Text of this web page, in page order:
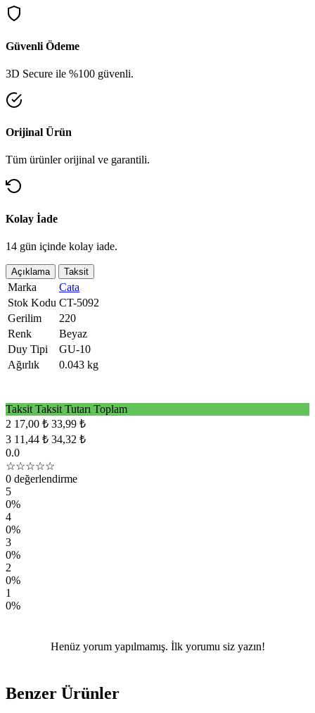
Güvenli Ödeme
3D Secure ile %100 güvenli.
Orijinal Ürün
Tüm ürünler orijinal ve garantili.
Kolay İade
14 gün içinde kolay iade.
Açıklama Taksit
Marka
Cata
Stok Kodu CT-5092
Gerilim
220
Renk
Beyaz
Duy Tipi
GU-10
Ağırlık
0.043 kg
Taksit Taksit Tutarı Toplam
2 17,00 ₺ 33,99 ₺
3 11,44 ₺ 34,32 ₺
0.0
☆☆☆☆☆
0 değerlendirme
5
0%
4
0%
3
0%
2
0%
1
0%
Henüz yorum yapılmamış. İlk yorumu siz yazın!
Benzer Ürünler